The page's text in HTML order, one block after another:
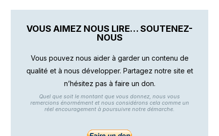
VOUS AIMEZ NOUS LIRE… SOUTENEZ-
NOUS
Vous pouvez nous aider à garder un contenu de
qualité et à nous développer. Partagez notre site et
n’hésitez pas à faire un don.
Quel que soit le montant que vous donnez, nous vous
remercions énormément et nous considérons cela comme un
réel encouragement à poursuivre notre démarche.